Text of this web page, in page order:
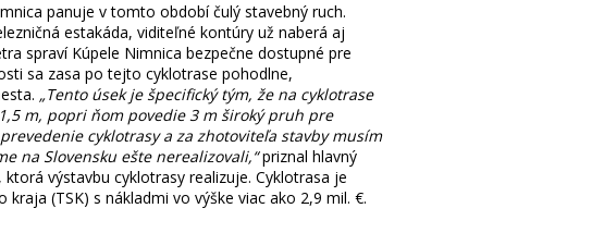
panuje v tomto období čulý stavebný ruch.
estakáda, viditeľné kontúry už naberá aj
spraví Kúpele Nimnica bezpečne dostupné pre
sa zasa po tejto cyklotrase pohodlne,
„Tento úsek je špecifický tým, že na cyklotrase
m, popri ňom povedie 3 m široký pruh pre
cyklotrasy a za zhotoviteľa stavby musím
na Slovensku ešte nerealizovali,“priznal hlavný
výstavbu cyklotrasy realizuje. Cyklotrasa je
(TSK) s nákladmi vo výške viac ako 2,9 mil. €.